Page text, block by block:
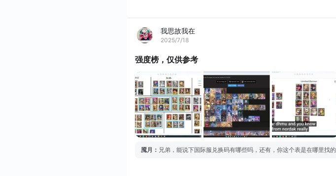
我思故我在
2025/7/18
强度榜，仅供参考
魇月 ： 兄弟，能说下国际服兑换码有哪些吗，还有，你这个表是在哪里找的